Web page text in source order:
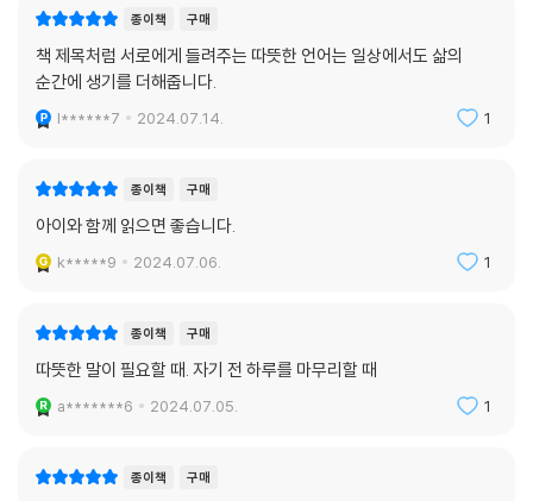
종이책 구매
책 제목처럼 서로에게 들려주는 따뜻한 언어는 일상에서도 삶의
순간에 생기를 더해줍니다.
l******7 2024.07.14. 1
종이책 구매
아이와 함께 읽으면 좋습니다.
k*****9 2024.07.06. 1
종이책 구매
따뜻한 말이 필요할 때. 자기 전 하루를 마무리할 때
a*******6 2024.07.05. 1
종이책 구매